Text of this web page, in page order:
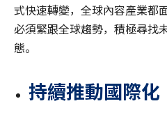
式快速轉變，全球內容產業都
必須緊跟全球趨勢，積極尋找
態。
持續推動國際化